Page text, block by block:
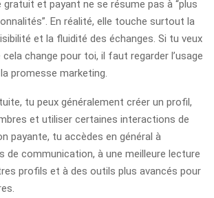
et payant ne se résume pas à “plus
En réalité, elle touche surtout la
et la fluidité des échanges. Si tu veux
change pour toi, il faut regarder l’usage
promesse marketing.
tu peux généralement créer un profil,
et utiliser certaines interactions de
payante, tu accèdes en général à
de communication, à une meilleure lecture
profils et à des outils plus avancés pour